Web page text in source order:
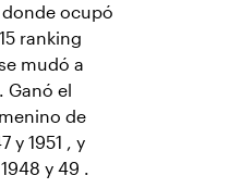
donde ocupó
ranking
mudó a
Ganó el
de
y 1951 , y
y 49 .